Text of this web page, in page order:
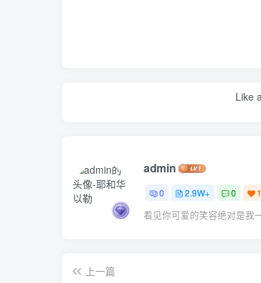
Like
admin
0 2.9W+ 0
看见你可爱的笑容绝对是我
上一篇